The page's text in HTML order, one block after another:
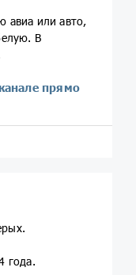
авиа или авто,
В
прямо
года.